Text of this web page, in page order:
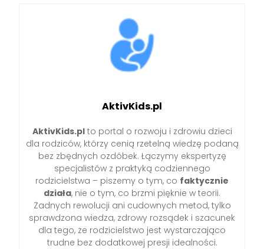
AktivKids.pl
AktivKids.plto portal o rozwoju i zdrowiu dzieci
dla rodziców, którzy cenią rzetelną wiedzę podaną
bez zbędnych ozdóbek. Łączymy ekspertyzę
specjalistów z praktyką codziennego
rodzicielstwa – piszemy o tym, co faktycznie
działa, nie o tym, co brzmi pięknie w teorii.
Żadnych rewolucji ani cudownych metod, tylko
sprawdzona wiedza, zdrowy rozsądek i szacunek
dla tego, że rodzicielstwo jest wystarczająco
trudne bez dodatkowej presji idealności.